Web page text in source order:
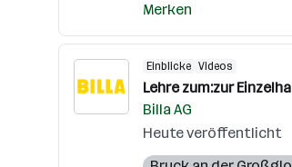
Merken
Einblicke Videos
Lehre zum:zur
Billa AG
Heute veröffentlicht